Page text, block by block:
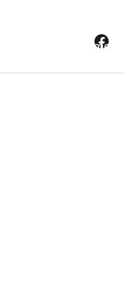
Plateformes